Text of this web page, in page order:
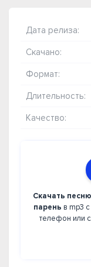
Дата релиза:
Скачано:
Формат:
Длительность:
Качество:
Скачать
парень в mp3
телефон или